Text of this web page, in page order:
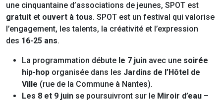
une cinquantaine d’associations de jeunes, SPOT est
gratuit et ouvert à tous. SPOT est un festival qui valorise
l’engagement, les talents, la créativité et l’expression
des 16-25 ans.
La programmation débute le 7 juin avec une soirée
hip-hop organisée dans les Jardins de l’Hôtel de
Ville (rue de la Commune à Nantes).
Les 8 et 9 juin se poursuivront sur le Miroir d’eau –